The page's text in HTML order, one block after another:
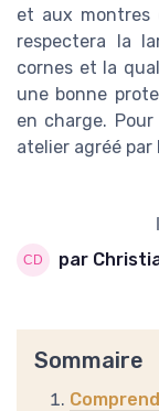
et aux montres
respectera la
cornes et la
une bonne
en charge.
atelier agréé
par
Sommaire